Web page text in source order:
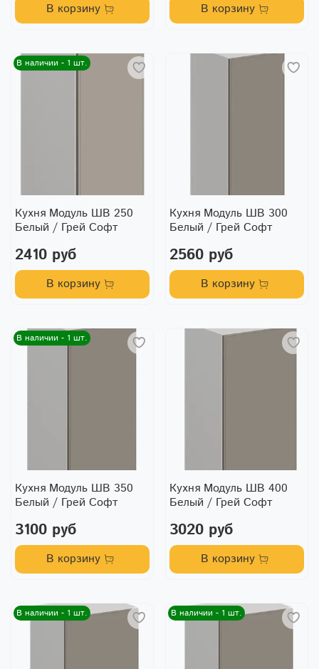
В корзину В корзину
В наличии - 1 шт.
Кухня Модуль ШВ 250
Белый / Грей Софт
2410 руб
В корзину
Кухня Модуль ШВ 300
Белый / Грей Софт
2560 руб
В корзину
В наличии - 1 шт.
Кухня Модуль ШВ 350
Белый / Грей Софт
3100 руб
В корзину
Кухня Модуль ШВ 400
Белый / Грей Софт
3020 руб
В корзину
В наличии - 1 шт. В наличии - 1 шт.